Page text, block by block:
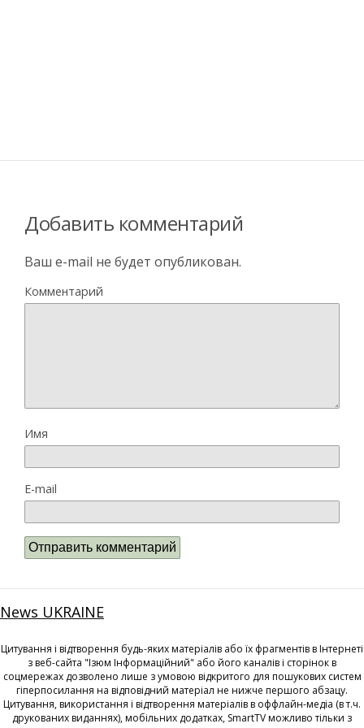
Добавить комментарий
Ваш e-mail не будет опубликован.
Комментарий
Имя
E-mail
News UKRAINE
Цитування і відтворення будь-яких матеріалів або їх фрагментів в Інтернеті
з веб-сайта "Ізюм Інформаційний" або його каналів і сторінок в
соцмережах дозволено лише з умовою відкритого для пошукових систем
гіперпосилання на відповідний матеріал не нижче першого абзацу.
Цитування, використання і відтворення матеріалів в оффлайн-медіа (в т.ч.
друкованих виданнях), мобільних додатках, SmartTV можливо тільки з